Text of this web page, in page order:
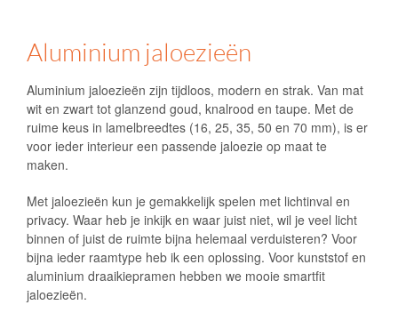
Aluminium jaloezieën
Aluminium jaloezieën zijn tijdloos, modern en strak. Van mat
wit en zwart tot glanzend goud, knalrood en taupe. Met de
ruime keus in lamelbreedtes (16, 25, 35, 50 en 70 mm), is er
voor ieder interieur een passende jaloezie op maat te
maken.
Met jaloezieën kun je gemakkelijk spelen met lichtinval en
privacy. Waar heb je inkijk en waar juist niet, wil je veel licht
binnen of juist de ruimte bijna helemaal verduisteren? Voor
bijna ieder raamtype heb ik een oplossing. Voor kunststof en
aluminium draaikiepramen hebben we mooie smartfit
jaloezieën.